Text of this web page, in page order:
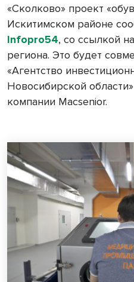
«Сколково» проект
Искитимском районе
Infopro54, со ссылкой
региона. Это будет
«Агентство
Новосибирской
компании Macsenior.